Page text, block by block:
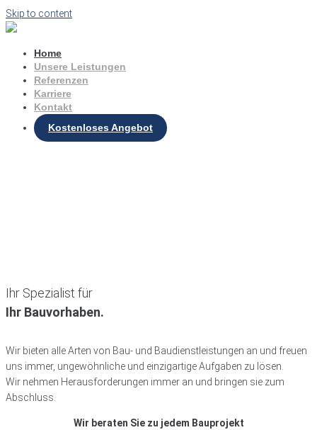
Skip to content
Home
Unsere Leistungen
Referenzen
Karriere
Kontakt
Kostenloses Angebot
Ihr Spezialist für
Ihr Bauvorhaben.
Wir bieten alle Arten von Bau- und Baudienstleistungen an und freuen
uns immer, ungewöhnliche und einzigartige Aufgaben zu lösen.
Wir nehmen Herausforderungen immer an und bringen sie zum
Abschluss.
Wir beraten Sie zu jedem Bauprojekt